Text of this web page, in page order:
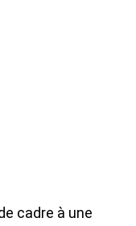
cadre à une